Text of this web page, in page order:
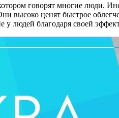
говорят многие люди.
высоко ценят быстрое
людей благодаря своей